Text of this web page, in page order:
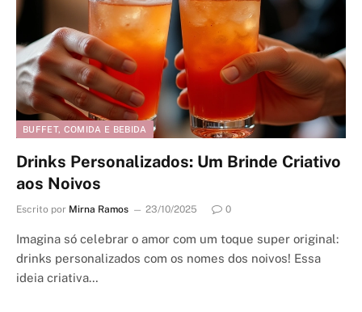
BUFFET, COMIDA E BEBIDA
Drinks Personalizados: Um Brinde Criativo
aos Noivos
Escrito por Mirna Ramos 23/10/2025 0
Imagina só celebrar o amor com um toque super original:
drinks personalizados com os nomes dos noivos! Essa
ideia criativa…